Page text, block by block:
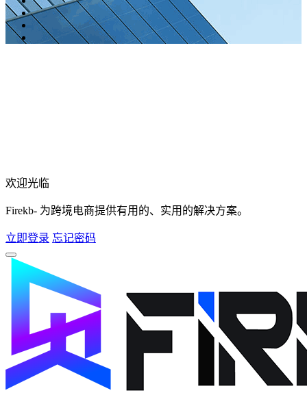
欢迎光临
Firekb- 为跨境电商提供有用的、实用的解决方案。
立即登录 忘记密码